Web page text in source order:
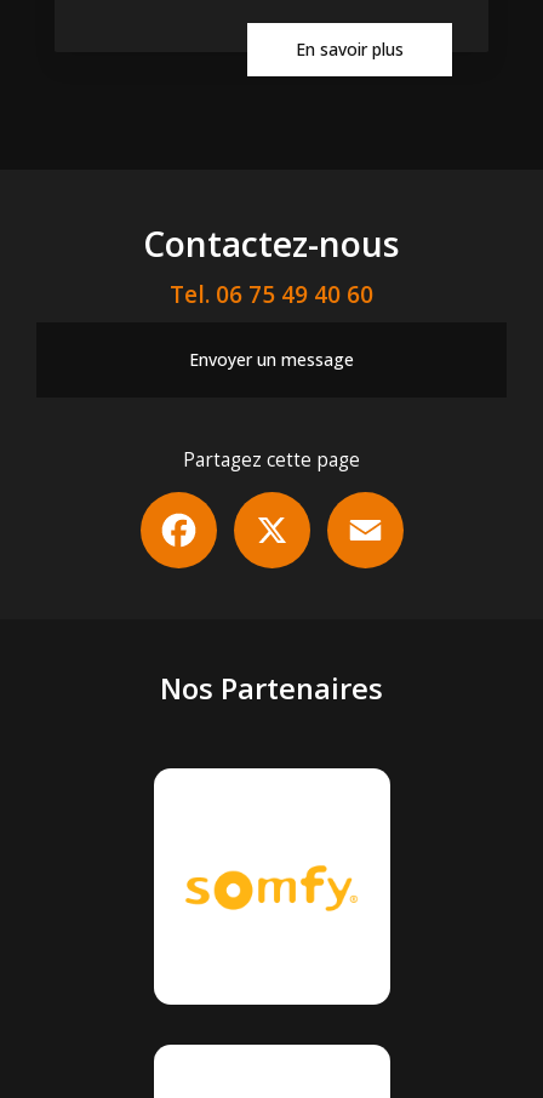
En savoir plus
Contactez-nous
Tel. 06 75 49 40 60
Envoyer un message
Partagez cette page
Facebook
Nos Partenaires